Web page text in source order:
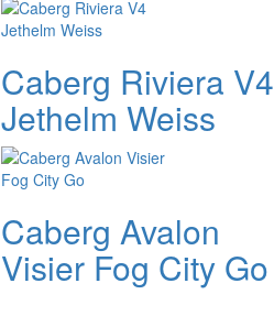
Caberg Riviera V4
Jethelm Weiss
Caberg Avalon
Visier Fog City Go